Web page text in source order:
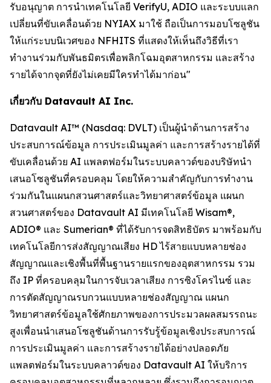
รับอนุญาต การนำเทคโนโลยี VerifyU, ADIO และระบบแลก
เปลี่ยนที่ขับเคลื่อนด้วย NYIAX มาใช้ ถือเป็นการมอบโซลูชัน
ให้แก่ระบบนิเวศของ NFHITS ที่แสดงให้เห็นถึงวิธีที่เรา
ทำงานร่วมกับพันธมิตรเพื่อพลิกโฉมอุตสาหกรรม และสร้าง
รายได้จากจุดที่ยังไม่เคยมีใครทำได้มาก่อน"
เกี่ยวกับ Datavault AI Inc.
Datavault AI™ (Nasdaq: DVLT) เป็นผู้นำด้านการสร้าง
ประสบการณ์ข้อมูล การประเมินมูลค่า และการสร้างรายได้ที่
ขับเคลื่อนด้วย AI แพลตฟอร์มในระบบคลาวด์ของบริษัทนำ
เสนอโซลูชันที่ครอบคลุม โดยให้ความสำคัญกับการทำงาน
ร่วมกันในแผนกสวนศาสตร์และวิทยาศาสตร์ข้อมูล แผนก
สวนศาสตร์ของ Datavault AI มีเทคโนโลยี Wisam®,
ADIO® และ Sumerian® ที่ได้รับการจดสิทธิบัตร มาพร้อมกับ
เทคโนโลยีการส่งสัญญาณเสียง HD ไร้สายแบบหลายช่อง
สัญญาณและเชิงพื้นที่พื้นฐานรายแรกของอุตสาหกรรม รวม
ถึง IP ที่ครอบคลุมในการจับเวลาเสียง การซิงโครไนซ์ และ
การตัดสัญญาณรบกวนแบบหลายช่องสัญญาณ แผนก
วิทยาศาสตร์ข้อมูลใช้ศักยภาพของการประมวลผลสมรรถนะ
สูงเพื่อนนำเสนอโซลูชันด้านการรับรู้ข้อมูลเชิงประสบการณ์
การประเมินมูลค่า และการสร้างรายได้อย่างปลอดภัย
แพลตฟอร์มในระบบคลาวด์ของ Datavault AI ให้บริการ